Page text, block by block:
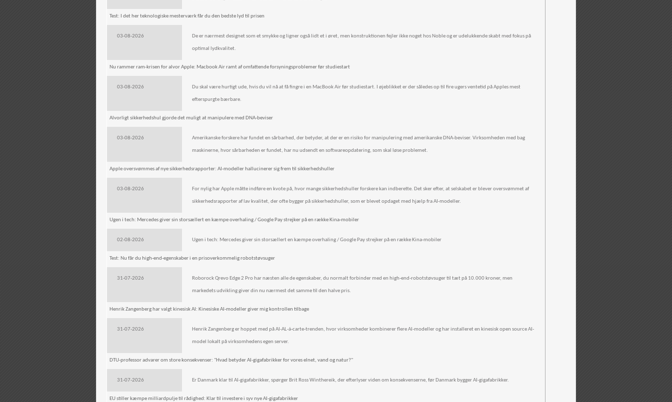
Test: I det her teknologiske mesterværk får du den bedste lyd til prisen
03-08-2026 De er nærmest designet som et smykke og ligner også lidt et i øret, men konstruktionen fejler ikke noget hos Noble og er udelukkende skabt med fokus på
optimal lydkvalitet.
Nu rammer ram-krisen for alvor Apple: Macbook Air ramt af omfattende forsyningsproblemer før studiestart
03-08-2026 Du skal være hurtigt ude, hvis du vil nå at få fingre i en MacBook Air før studiestart. I øjeblikket er der således op til fire ugers ventetid på Apples mest
efterspurgte bærbare.
Alvorligt sikkerhedshul gjorde det muligt at manipulere med DNA-beviser
03-08-2026 Amerikanske forskere har fundet en sårbarhed, der betyder, at der er en risiko for manipulering med amerikanske DNA-beviser. Virksomheden med bag
maskinerne, hvor sårbarheden er fundet, har nu udsendt en softwareopdatering, som skal løse problemet.
Apple oversvømmes af nye sikkerhedsrapporter: AI-modeller hallucinerer sig frem til sikkerhedshuller
03-08-2026 For nylig har Apple måtte indføre en kvote på, hvor mange sikkerhedshuller forskere kan indberette. Det sker efter, at selskabet er blever oversvømmet af
sikkerhedsrapporter af lav kvalitet, der ofte bygger på sikkerhedshuller, som er blevet opdaget med hjælp fra AI-modeller.
Ugen i tech: Mercedes giver sin storsællert en kæmpe overhaling / Google Pay strejker på en række Kina-mobiler
02-08-2026 Ugen i tech: Mercedes giver sin storsællert en kæmpe overhaling / Google Pay strejker på en række Kina-mobiler
Test: Nu får du high-end-egenskaber i en prisoverkommelig robotstøvsuger
31-07-2026 Roborock Qrevo Edge 2 Pro har næsten alle de egenskaber, du normalt forbinder med en high-end-robotstøvsuger til tæt på 10.000 kroner, men
markedets udvikling giver din nu nærmest det samme til den halve pris.
Henrik Zangenberg har valgt kinesisk AI: Kinesiske AI-modeller giver mig kontrollen tilbage
31-07-2026 Henrik Zangenberg er hoppet med på AI-AL-á-carte-trenden, hvor virksomheder kombinerer flere AI-modeller og har installeret en kinesisk open source AI-
model lokalt på virksomhedens egen server.
DTU-professor advarer om store konsekvenser: "Hvad betyder AI-gigafabrikker for vores elnet, vand og natur?"
31-07-2026 Er Danmark klar til AI-gigafabrikker, spørger Brit Ross Winthereik, der efterlyser viden om konsekvenserne, før Danmark bygger AI-gigafabrikker.
EU stiller kæmpe milliardpulje til rådighed: Klar til investere i syv nye AI-gigafabrikker